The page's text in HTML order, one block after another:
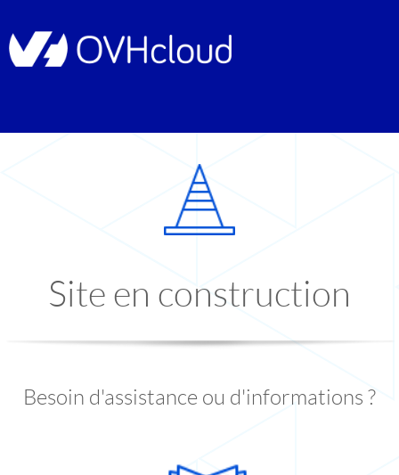
Site en construction
Besoin d'assistance ou d'informations ?